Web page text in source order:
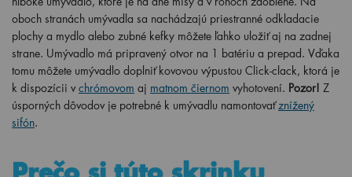
oboch stranách umývadla sa nachádzajú priestranné odkladacie
plochy a mydlo alebo zubné kefky môžete ľahko uložiť aj na zadnej
strane. Umývadlo má pripravený otvor na 1 batériu a prepad. Vďaka
tomu môžete umývadlo doplniť kovovou výpustou Click-clack, ktorá je
k dispozícii v chrómovom aj matnom čiernom vyhotovení. Pozor! Z
úsporných dôvodov je potrebné k umývadlu namontovať znížený
sifón.